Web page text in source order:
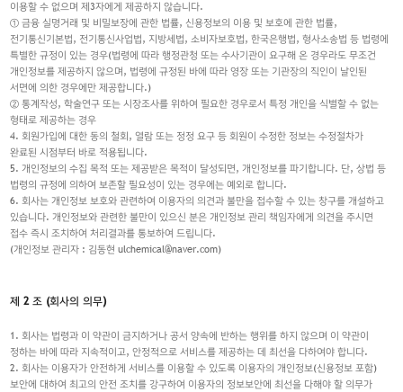
이용할 수 없으며 제3자에게 제공하지 않습니다.
① 금융 실명거래 및 비밀보장에 관한 법률, 신용정보의 이용 및 보호에 관한 법률,
전기통신기본법, 전기통신사업법, 지방세법, 소비자보호법, 한국은행법, 형사소송법 등 법령에
특별한 규정이 있는 경우(법령에 따라 행정관청 또는 수사기관이 요구해 온 경우라도 무조건
개인정보를 제공하지 않으며, 법령에 규정된 바에 따라 영장 또는 기관장의 직인이 날인된
서면에 의한 경우에만 제공합니다.)
② 통계작성, 학술연구 또는 시장조사를 위하여 필요한 경우로서 특정 개인을 식별할 수 없는
형태로 제공하는 경우
4. 회원가입에 대한 동의 철회, 열람 또는 정정 요구 등 회원이 수정한 정보는 수정절차가
완료된 시점부터 바로 적용됩니다.
5. 개인정보의 수집 목적 또는 제공받은 목적이 달성되면, 개인정보를 파기합니다. 단, 상법 등
법령의 규정에 의하여 보존할 필요성이 있는 경우에는 예외로 합니다.
6. 회사는 개인정보 보호와 관련하여 이용자의 의견과 불만을 접수할 수 있는 창구를 개설하고
있습니다. 개인정보와 관련한 불만이 있으신 분은 개인정보 관리 책임자에게 의견을 주시면
접수 즉시 조치하여 처리결과를 통보하여 드립니다.
(개인정보 관리자 : 김동현 ulchemical@naver.com)
제 2 조 (회사의 의무)
1. 회사는 법령과 이 약관이 금지하거나 공서 양속에 반하는 행위를 하지 않으며 이 약관이
정하는 바에 따라 지속적이고, 안정적으로 서비스를 제공하는 데 최선을 다하여야 합니다.
2. 회사는 이용자가 안전하게 서비스를 이용할 수 있도록 이용자의 개인정보(신용정보 포함)
보안에 대하여 최고의 안전 조치를 강구하여 이용자의 정보보안에 최선을 다해야 할 의무가